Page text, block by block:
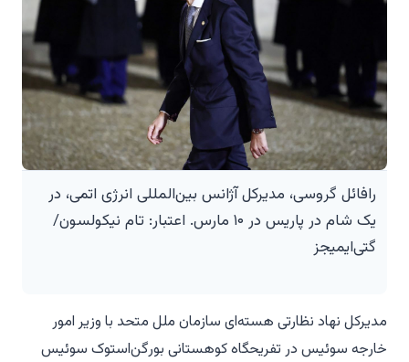
رافائل گروسی، مدیرکل آژانس بین‌المللی انرژی اتمی، در
یک شام در پاریس در ۱۰ مارس. اعتبار: تام نیکولسون/
گتی‌ایمیجز
مدیرکل نهاد نظارتی هسته‌ای سازمان ملل متحد با وزیر امور
خارجه سوئیس در تفریحگاه کوهستانی بورگن‌استوک سوئیس